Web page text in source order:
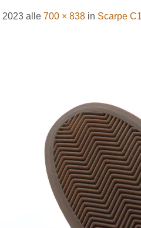
2023 alle 700 × 838 in Scarpe